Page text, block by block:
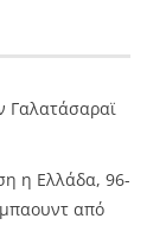
Γαλατάσαραϊ
η Ελλάδα, 96-
από